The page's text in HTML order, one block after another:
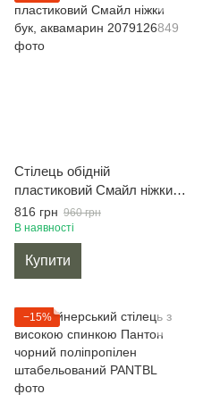
Стілець обідній
пластиковий Смайл ніжки
бук, аквамарин
816 грн 960 грн
В наявності
Купити
−15%